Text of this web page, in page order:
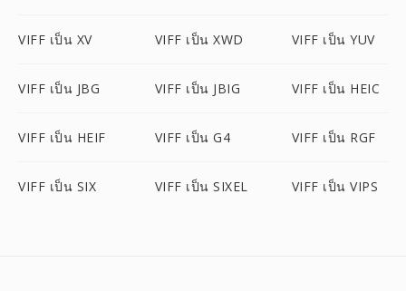
VIFF เป็น XV VIFF เป็น XWD VIFF เป็น YUV
VIFF เป็น JBG VIFF เป็น JBIG VIFF เป็น HEIC
VIFF เป็น HEIF VIFF เป็น G4 VIFF เป็น RGF
VIFF เป็น SIX VIFF เป็น SIXEL VIFF เป็น VIPS